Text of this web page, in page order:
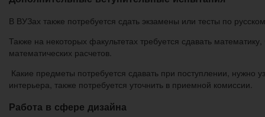
В ВУЗах также потребуется сдать экзамены или тесты по
Также на некоторых факультетах требуется сдавать
математических расчетов.
Какие предметы потребуется сдавать при поступлении, нужно
интерьера, также потребуется уточнить в приемной комиссии.
Работа в сфере дизайна